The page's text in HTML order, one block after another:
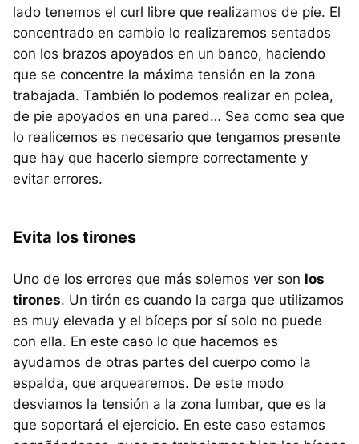
lado tenemos el curl libre que realizamos de píe. El
concentrado en cambio lo realizaremos sentados
con los brazos apoyados en un banco, haciendo
que se concentre la máxima tensión en la zona
trabajada. También lo podemos realizar en polea,
de pie apoyados en una pared… Sea como sea que
lo realicemos es necesario que tengamos presente
que hay que hacerlo siempre correctamente y
evitar errores.
Evita los tirones
Uno de los errores que más solemos ver son los
tirones. Un tirón es cuando la carga que utilizamos
es muy elevada y el bíceps por sí solo no puede
con ella. En este caso lo que hacemos es
ayudarnos de otras partes del cuerpo como la
espalda, que arquearemos. De este modo
desviamos la tensión a la zona lumbar, que es la
que soportará el ejercicio. En este caso estamos